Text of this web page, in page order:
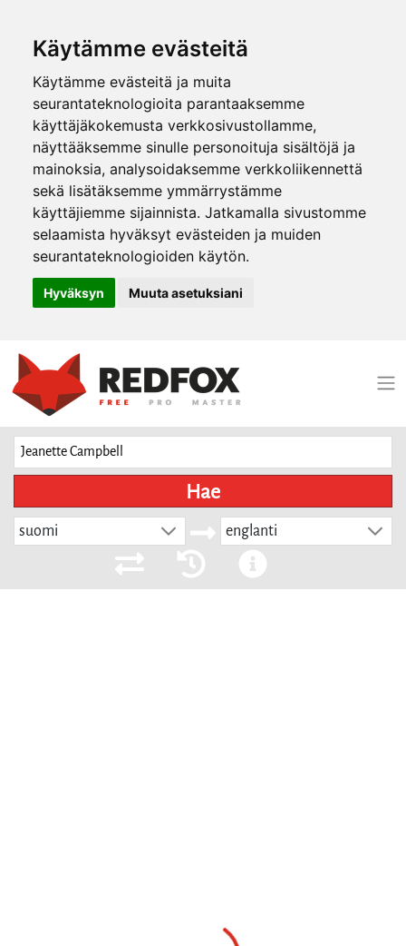
Käytämme evästeitä
Käytämme evästeitä ja muita
seurantateknologioita parantaaksemme
käyttäjäkokemusta verkkosivustollamme,
näyttääksemme sinulle personoituja sisältöjä ja
mainoksia, analysoidaksemme verkkoliikennettä
sekä lisätäksemme ymmärrystämme
käyttäjiemme sijainnista. Jatkamalla sivustomme
selaamista hyväksyt evästeiden ja muiden
seurantateknologioiden käytön.
Hyväksyn Muuta asetuksiani
Hae
suomi englanti